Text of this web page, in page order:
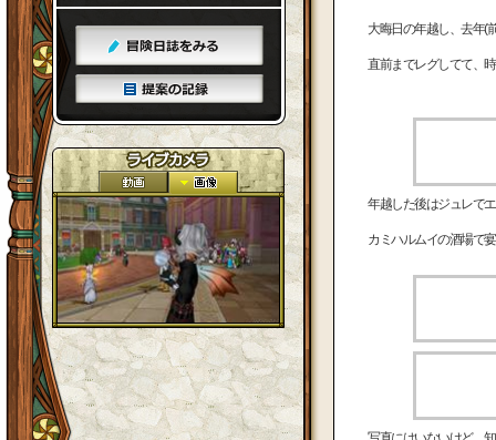
大晦日の年越し、去年(
直前までレグしてて、
年越した後はジュレで
カミハルムイの酒場で